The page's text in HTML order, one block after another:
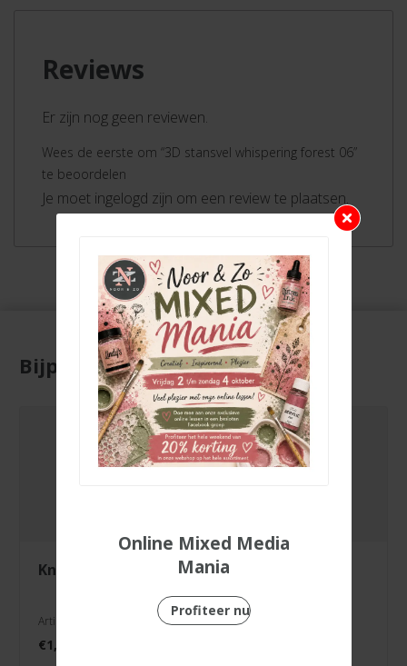
Reviews
Er zijn nog geen reviewen.
Wees de eerste om “3D stansvel whispering forest 06”
te beoordelen
Je moet ingelogd zijn om een review te plaatsen.
Bijpassende producten
knipvel feestje
Artikelnr. 3000/0089
€1,99
Artikelnr. 2137-037
Online Mixed Media
Mania
Profiteer nu